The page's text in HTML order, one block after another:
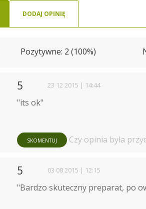
DODAJ OPINIĘ
Pozytywne: 2 (100%)
5 23 12 2015 | 14:44
"its ok"
SKOMENTUJ Czy opinia była
5 03 08 2015 | 12:15
"Bardzo skuteczny preparat, po